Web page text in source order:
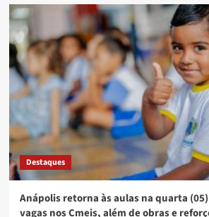
Destaques
Anápolis retorna às aulas na quarta
vagas nos Cmeis, além de obras e